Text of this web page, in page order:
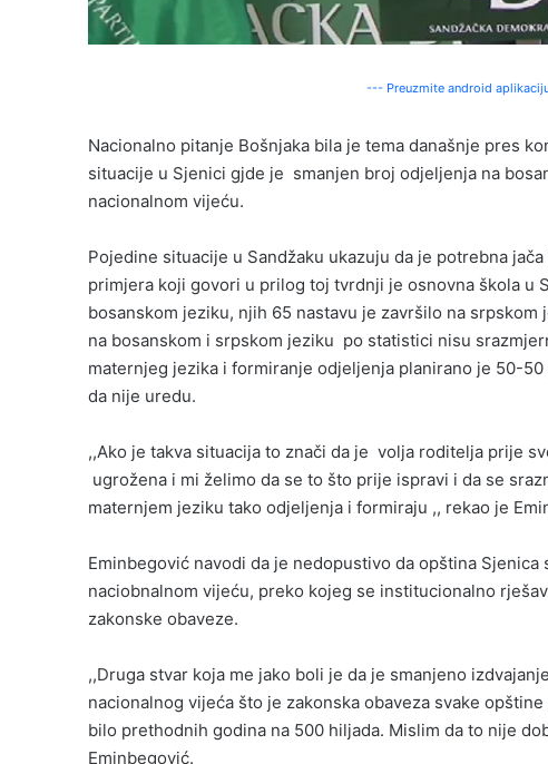
--- Preuzmite android
Nacionalno pitanje Bošnjaka bila je tema današnje pres
situacije u Sjenici gjde je smanjen broj odjeljenja na
nacionalnom vijeću.
Pojedine situacije u Sandžaku ukazuju da je potrebna
primjera koji govori u prilog toj tvrdnji je osnovna škola u
bosanskom jeziku, njih 65 nastavu je završilo na
na bosanskom i srpskom jeziku po statistici nisu
maternjeg jezika i formiranje odjeljenja planirano je 50-
da nije uredu.
,,Ako je takva situacija to znači da je volja roditelja prije
ugrožena i mi želimo da se to što prije ispravi i da se
maternjem jeziku tako odjeljenja i formiraju ,, rekao je
Eminbegović navodi da je nedopustivo da opština
naciobnalnom vijeću, preko kojeg se institucionalno
zakonske obaveze.
,,Druga stvar koja me jako boli je da je smanjeno
nacionalnog vijeća što je zakonska obaveza svake
bilo prethodnih godina na 500 hiljada. Mislim da to nije
Eminbegović.